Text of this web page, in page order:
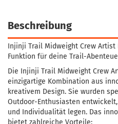
Beschreibung
Injinji Trail Midweight Crew
Funktion für deine Trail-
Die Injinji Trail Midweight Crew
einzigartige Kombination aus
kreativem Design. Sie wurden
Outdoor-Enthusiasten
und Individualität legen. Das
bietet zahlreiche Vorteile: